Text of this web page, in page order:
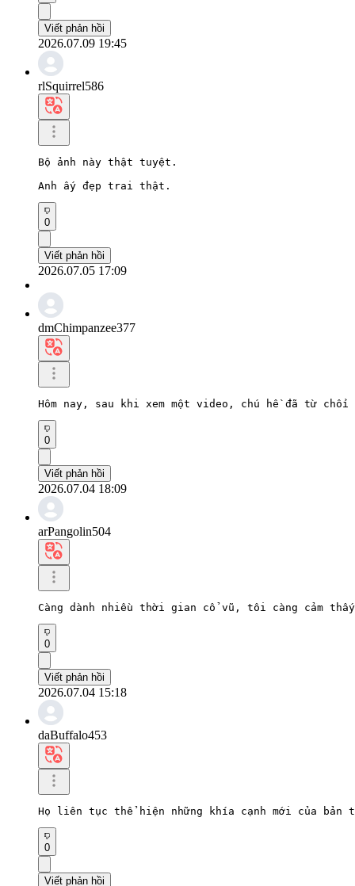
Viết phản hồi
2026.07.09 19:45
rlSquirrel586
Bộ ảnh này thật tuyệt.
Anh ấy đẹp trai thật.
0
Viết phản hồi
2026.07.05 17:09
dmChimpanzee377
Hôm nay, sau khi xem một video, chú hề đã từ chối
0
Viết phản hồi
2026.07.04 18:09
arPangolin504
Càng dành nhiều thời gian cổ vũ, tôi càng cảm
0
Viết phản hồi
2026.07.04 15:18
daBuffalo453
Họ liên tục thể hiện những khía cạnh mới của bản
0
Viết phản hồi